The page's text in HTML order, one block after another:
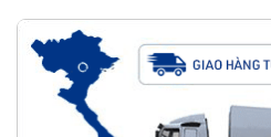
tâm dữ liệu.
2. 900G khác gì so với FortiGate
900G có hiệu năng, số lượng
đáng kể.